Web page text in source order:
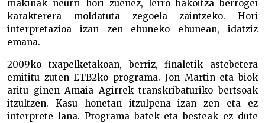
makinak neurri hori zuenez, lerro bakoitza berrogei
karakterera moldatuta zegoela zaintzeko. Hori
interpretazioa izan zen ehuneko ehunean, idatziz
emana.
2009ko txapelketakoan, berriz, finaletik astebetera
emititu zuten ETB2ko programa. Jon Martin eta biok
aritu ginen Amaia Agirrek transkribaturiko bertsoak
itzultzen. Kasu honetan itzulpena izan zen eta ez
interprete lana. Programa batek eta besteak ez dute